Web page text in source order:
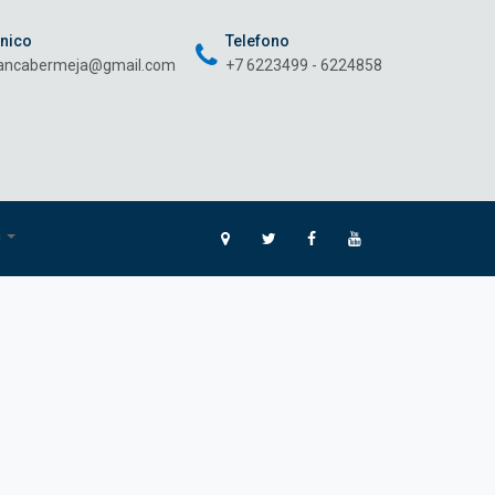
Telefono
+7 6223499 - 6224858